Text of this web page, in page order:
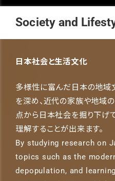
Society and
日本社会と生活文化
多様性に富んだ日本の地域
を深め、近代の家族や地域
点から日本社会を掘り下げ
理解することが出来ます。
By studying research on
topics such as the
depopulation, and